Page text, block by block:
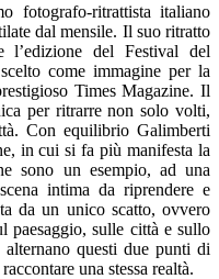
fotografo-ritrattista italiano
dal mensile. Il suo ritratto
l’edizione del Festival del
come immagine per la
Times Magazine. Il
per ritrarre non solo volti,
Con equilibrio Galimberti
in cui si fa più manifesta la
sono un esempio, ad una
intima da riprendere e
da un unico scatto, ovvero
paesaggio, sulle città e sullo
alternano questi due punti di
una stessa realtà.